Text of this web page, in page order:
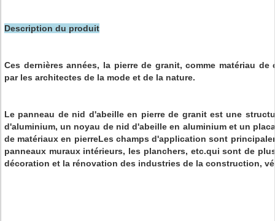
Description du produit
Ces dernières années, la pierre de granit, comme matériau
par les architectes de la mode et de la nature.
Le panneau de nid d'abeille en pierre de granit est une
d'aluminium, un noyau de nid d'abeille en aluminium et un
de matériaux en pierreLes champs d'application sont
panneaux muraux intérieurs, les planchers, etc.qui sont de
décoration et la rénovation des industries de la construction,